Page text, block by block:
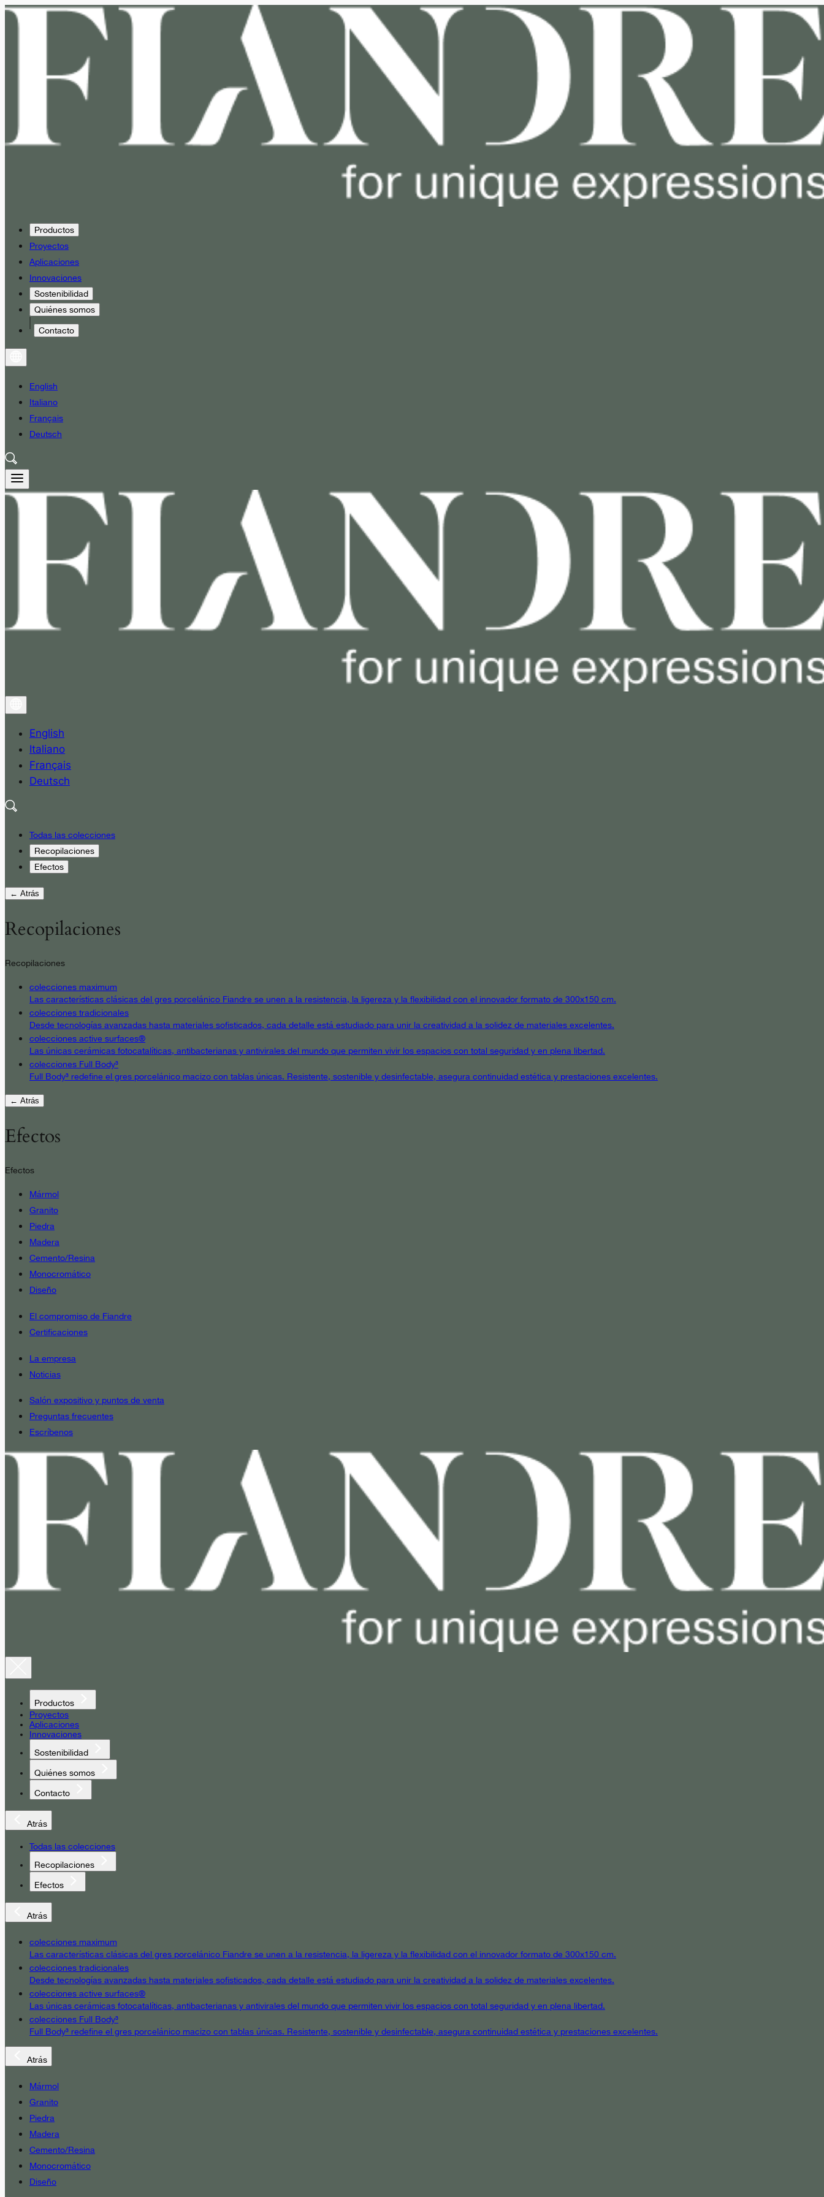
Productos
Proyectos
Aplicaciones
Innovaciones
Sostenibilidad
Quiénes somos
Contacto
English
Italiano
Français
Deutsch
English
Italiano
Français
Deutsch
Todas las colecciones
Recopilaciones
Efectos
← Atrás
Recopilaciones
Recopilaciones
colecciones maximum
Las características clásicas del gres porcelánico Fiandre se unen a la resistencia, la ligereza y la flexibilidad con el innovador formato de 300x150 cm.
colecciones tradicionales
Desde tecnologías avanzadas hasta materiales sofisticados, cada detalle está estudiado para unir la creatividad a la solidez de materiales excelentes.
colecciones active surfaces®
Las únicas cerámicas fotocatalíticas, antibacterianas y antivirales del mundo que permiten vivir los espacios con total seguridad y en plena libertad.
colecciones Full Body³
Full Body³ redefine el gres porcelánico macizo con tablas únicas. Resistente, sostenible y desinfectable, asegura continuidad estética y prestaciones excelentes.
← Atrás
Efectos
Efectos
Mármol
Granito
Piedra
Madera
Cemento/Resina
Monocromático
Diseño
El compromiso de Fiandre
Certificaciones
La empresa
Noticias
Salón expositivo y puntos de venta
Preguntas frecuentes
Escríbenos
Productos
Proyectos
Aplicaciones
Innovaciones
Sostenibilidad
Quiénes somos
Contacto
Atrás
Todas las colecciones
Recopilaciones
Efectos
Atrás
colecciones maximum
Las características clásicas del gres porcelánico Fiandre se unen a la resistencia, la ligereza y la flexibilidad con el innovador formato de 300x150 cm.
colecciones tradicionales
Desde tecnologías avanzadas hasta materiales sofisticados, cada detalle está estudiado para unir la creatividad a la solidez de materiales excelentes.
colecciones active surfaces®
Las únicas cerámicas fotocatalíticas, antibacterianas y antivirales del mundo que permiten vivir los espacios con total seguridad y en plena libertad.
colecciones Full Body³
Full Body³ redefine el gres porcelánico macizo con tablas únicas. Resistente, sostenible y desinfectable, asegura continuidad estética y prestaciones excelentes.
Atrás
Mármol
Granito
Piedra
Madera
Cemento/Resina
Monocromático
Diseño